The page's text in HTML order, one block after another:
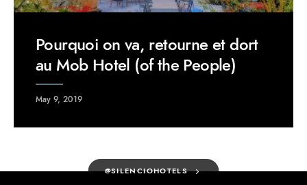
Pourquoi on va, retourne et dort
au Mob Hotel (of the People)
May 9, 2019
@SILENCIOHOTELS